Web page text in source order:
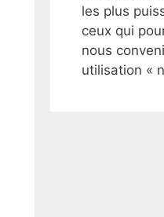
les plus
ceux qui
nous
utilisation «